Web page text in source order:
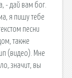
- дай вам бог.
я пишу тебе
песни
также
(видео). Мне
вы